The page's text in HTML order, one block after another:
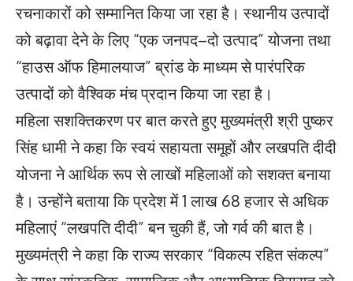
रचनाकारों को सम्मानित किया जा रहा है। स्थानीय उत्पादों
को बढ़ावा देने के लिए “एक जनपद–दो उत्पाद” योजना तथा
“हाउस ऑफ हिमालयाज” ब्रांड के माध्यम से पारंपरिक
उत्पादों को वैश्विक मंच प्रदान किया जा रहा है।
महिला सशक्तिकरण पर बात करते हुए मुख्यमंत्री श्री पुष्कर
सिंह धामी ने कहा कि स्वयं सहायता समूहों और लखपति दीदी
योजना ने आर्थिक रूप से लाखों महिलाओं को सशक्त बनाया
है। उन्होंने बताया कि प्रदेश में 1 लाख 68 हजार से अधिक
महिलाएं “लखपति दीदी” बन चुकी हैं, जो गर्व की बात है।
मुख्यमंत्री ने कहा कि राज्य सरकार “विकल्प रहित संकल्प”